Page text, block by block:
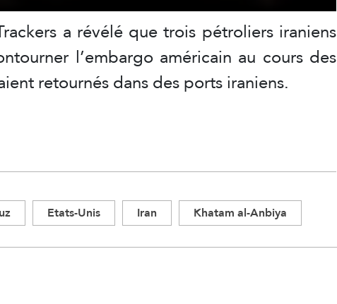
a révélé que trois pétroliers iraniens
l’embargo américain au cours des
retournés dans des ports iraniens.
Etats-Unis Iran Khatam al-Anbiya